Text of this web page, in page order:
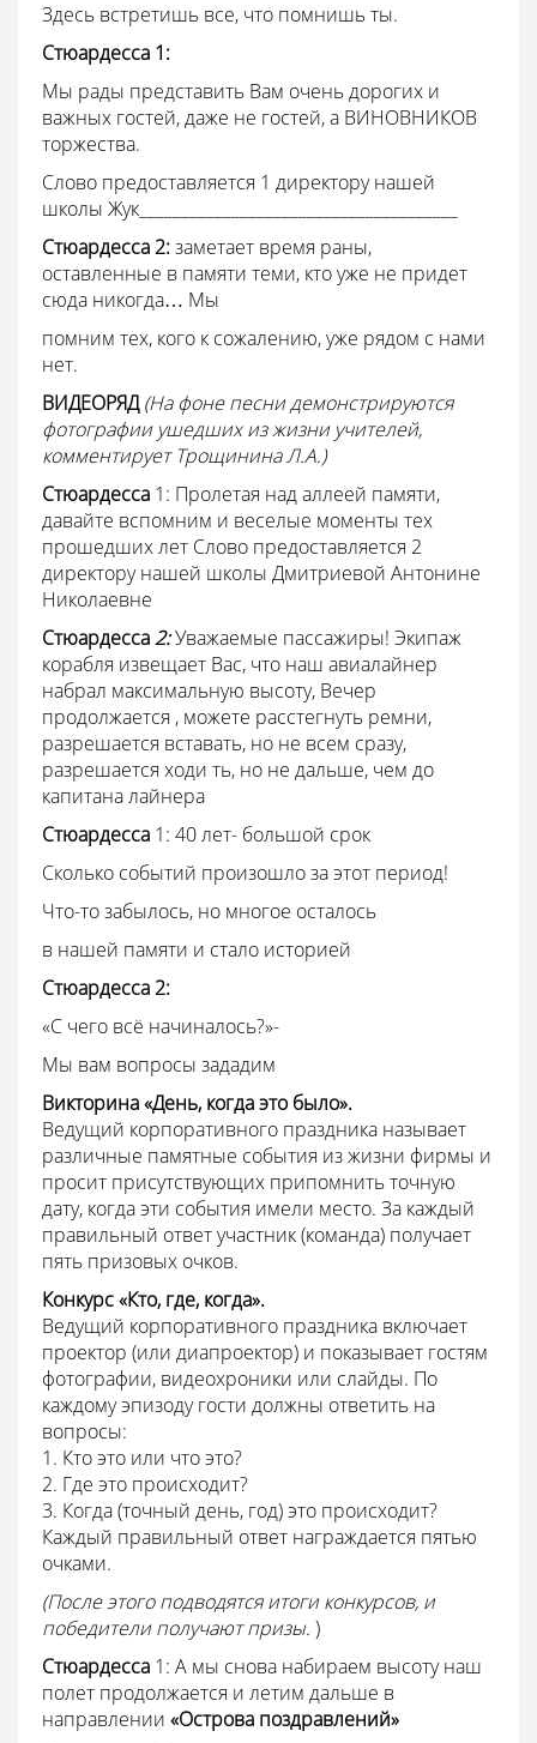
Здесь встретишь все, что помнишь ты.
Стюардесса 1:
Мы рады представить Вам очень дорогих и
важных гостей, даже не гостей, а ВИНОВНИКОВ
торжества.
Слово предоставляется 1 директору нашей
школы Жук______________________________________
Стюардесса2:заметает время раны,
оставленные в памяти теми, кто уже не придет
сюда никогда… Мы
помним тех, кого к сожалению, уже рядом с нами
нет.
ВИДЕОРЯД(На фоне песни демонстрируются
фотографии ушедших из жизни учителей,
комментирует Трощинина Л.А.)
Стюардесса 1: Пролетая над аллеей памяти,
давайте вспомним и веселые моменты тех
прошедших лет Слово предоставляется 2
директору нашей школы Дмитриевой Антонине
Николаевне
Стюардесса 2:Уважаемые пассажиры! Экипаж
корабля извещает Вас, что наш авиалайнер
набрал максимальную высоту, Вечер
продолжается , можете расстегнуть ремни,
разрешается вставать, но не всем сразу,
разрешается ходи ть, но не дальше, чем до
капитана лайнера
Стюардесса 1: 40 лет- большой срок
Сколько событий произошло за этот период!
Что-то забылось, но многое осталось
в нашей памяти и стало историей
Стюардесса 2:
«С чего всё начиналось?»-
Мы вам вопросы зададим
Викторина «День, когда это было».
Ведущий корпоративного праздника называет
различные памятные события из жизни фирмы и
просит присутствующих припомнить точную
дату, когда эти события имели место. За каждый
правильный ответ участник (команда) получает
пять призовых очков.
Конкурс «Кто, где, когда».
Ведущий корпоративного праздника включает
проектор (или диапроектор) и показывает гостям
фотографии, видеохроники или слайды. По
каждому эпизоду гости должны ответить на
вопросы:
1. Кто это или что это?
2. Где это происходит?
3. Когда (точный день, год) это происходит?
Каждый правильный ответ награждается пятью
очками.
(После этого подводятся итоги конкурсов, и
победители получают призы. )
Стюардесса 1: А мы снова набираем высоту наш
полет продолжается и летим дальше в
направлении «Острова поздравлений»